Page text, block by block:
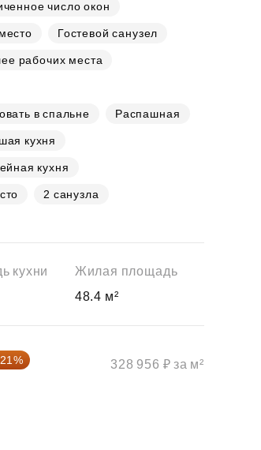
328 956 ₽ за м²
число окон
Гостевой санузел
рабочих места
в спальне Распашная
кухня
кухня
2 санузла
кухни
Жилая площадь
48.4 м²